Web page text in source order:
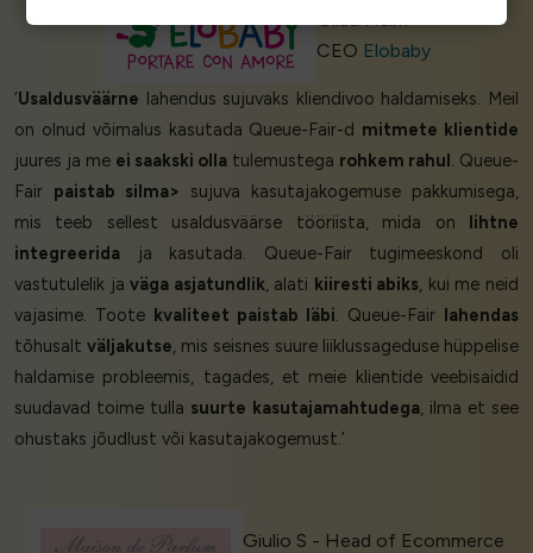
CEO Elobaby
‘Usaldusväärne lahendus sujuvaks kliendivoo haldamiseks. Meil
on olnud võimalus kasutada Queue-Fair-d mitmete klientide
juures ja me ei saakski olla tulemustega rohkem rahul . Queue-
Fair paistab silma> sujuva kasutajakogemuse pakkumisega,
mis teeb sellest usaldusväärse tööriista, mida on lihtne
integreerida ja kasutada. Queue-Fair tugimeeskond oli
vastutulelik javäga asjatundlik , alati kiiresti abiks , kui me neid
vajasime. Toote kvaliteet paistab läbi . Queue-Fair lahendas
tõhusalt väljakutse , mis seisnes suure liiklussageduse hüppelise
haldamise probleemis, tagades, et meie klientide veebisaidid
suudavad toime tulla suurte kasutajamahtudega, ilma et see
ohustaks jõudlust või kasutajakogemust.’
Giulio S - Head of Ecommerce